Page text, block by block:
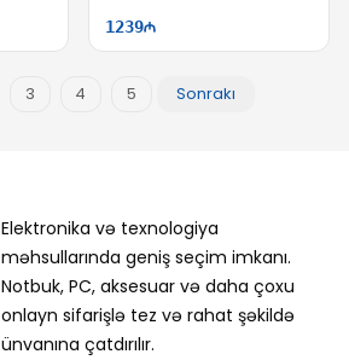
1239
3 4 5 Sonrakı
Elektronika və texnologiya
məhsullarında geniş seçim imkanı.
Notbuk, PC, aksesuar və daha çoxu
onlayn sifarişlə tez və rahat şəkildə
ünvanına çatdırılır.